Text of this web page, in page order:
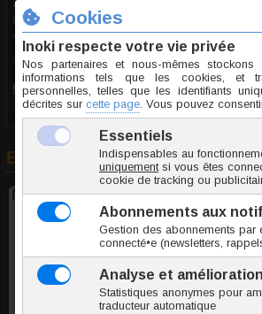
le 18.03.2024
10/10
Avis recueilli par Amazon Italie
Commentaire :Excellent (Foglia d'acero
1,2 mm, vite interna o microdermica)
En rapport avec cet article
Micro labret titane 1.2mm vis interne